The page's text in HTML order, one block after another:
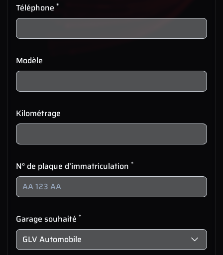
Téléphone *
Modèle
Kilométrage
N° de plaque d’immatriculation *
Garage souhaité *